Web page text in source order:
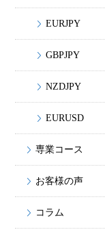
EURJPY
GBPJPY
NZDJPY
EURUSD
専業コース
お客様の声
コラム